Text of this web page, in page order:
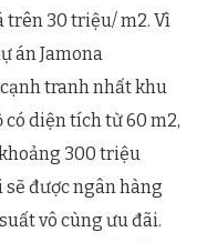
trên 30 triệu/ m2. Vì
án Jamona
tranh nhất khu
có diện tích từ 60 m2,
300 triệu
được ngân hàng
vô cùng ưu đãi.